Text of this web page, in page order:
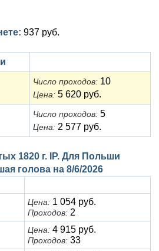
937 руб.
Число проходов: 10
Цена: 5 620 руб.
Число проходов: 5
Цена: 2 577 руб.
1820 г. IP. Для Польши
голова на 8/6/2026
Цена: 1 054 руб.
Проходов: 2
Цена: 4 915 руб.
Проходов: 33